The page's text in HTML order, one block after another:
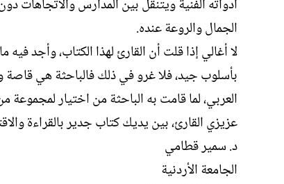
أدواته الفنية ويتنقل بين المدارس
الجمال والروعة عنده.
لا أغالي إذا قلت أن القارئ لهذا الكتاب، وأجد
بأسلوب جيد، فلا غرو في ذلك فالباحثة هي قاصة
العربي، لما قامت به الباحثة من اختيار
عزيزي القارئ، بين يديك كتاب جدير بالقراءة
د. سمير قطامي
الجامعة الأردنية